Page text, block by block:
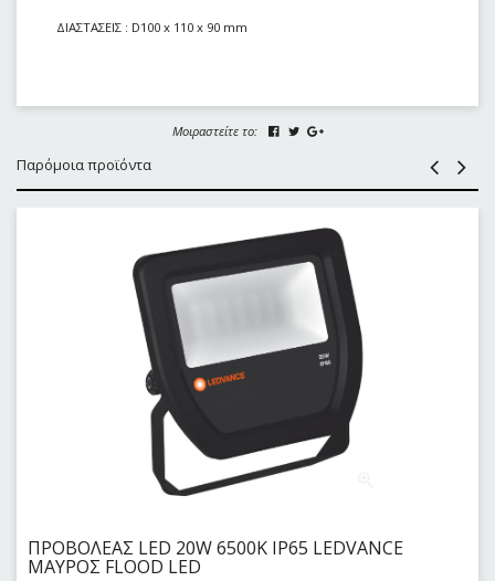
ΔΙΑΣΤΑΣΕΙΣ : D100 x 110 x 90 mm
Μοιραστείτε το:
Παρόμοια προϊόντα
ΠΡΟΒΟΛΕΑΣ LED 20W 6500Κ IP65 LEDVANCE
ΜΑΥΡΟΣ FLOOD LED